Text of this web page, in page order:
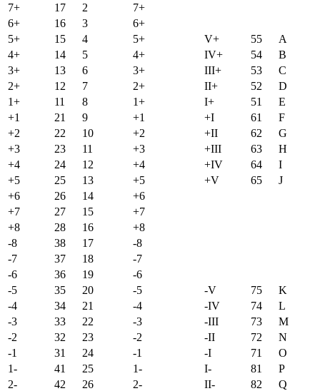
7+
17 2
7+
6+
16 3
6+
5+
15 4 5+ V+ 55
A
4+
14 5 4+ IV+ 54
B
3+
13 6 3+ III+ 53
C
2+
12 7 2+ II+ 52
D
1+
11 8 1+ I+ 51
E
+1
21 9 +1 +I 61
F
+2
22 10 +2 +II 62
G
+3
23 11 +3 +III 63
H
+4
24 12 +4 +IV 64
I
+5
25 13 +5 +V 65
J
+6
26 14
+6
+7
27 15
+7
+8
28 16
+8
-8
38 17
-8
-7
37 18
-7
-6
36 19
-6
-5
35 20 -5 -V 75
K
-4
34 21 -4 -IV 74
L
-3
33 22 -3 -III 73
M
-2
32 23 -2 -II 72
N
-1
31 24 -1 -I 71
O
1-
41 25 1- I- 81
P
2-
42 26 2- II- 82
Q